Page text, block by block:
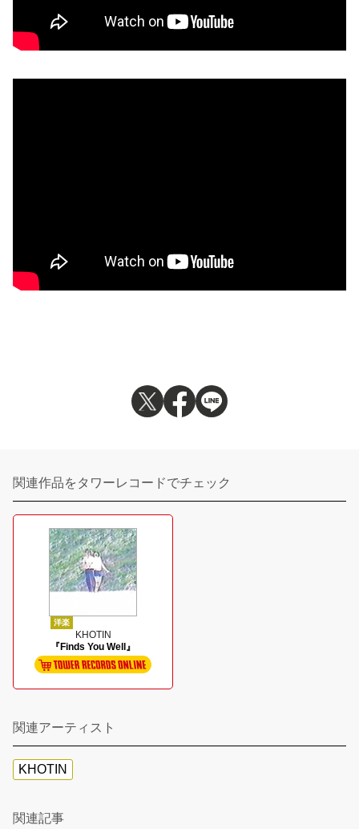
関連作品をタワーレコードでチェック
洋楽
KHOTIN
『Finds You Well』
関連アーティスト
KHOTIN
関連記事